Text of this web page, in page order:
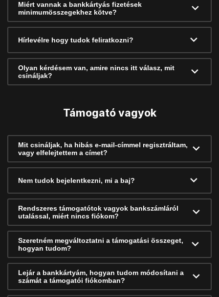
Miért vannak a bankkártyás fizetések
minimumösszegekhez kötve?
Hírlevélre hogy tudok feliratkozni?
Olyan kérdésem van, amire nincs itt válasz, mit
csináljak?
Támogató vagyok
Mit csináljak, ha hibás e-mail-címmel regisztráltam,
vagy elfelejtettem a címet?
Nem tudok bejelentkezni, mi a baj?
Rendszeres támogatótok vagyok bankszámláról
utalással, miért nincs fiókom?
Szeretném megváltoztatni a támogatási összeget,
hogyan tudom?
Lejár a bankkártyám, hogyan tudom módosítani a
számát a támogatói fiókomban?